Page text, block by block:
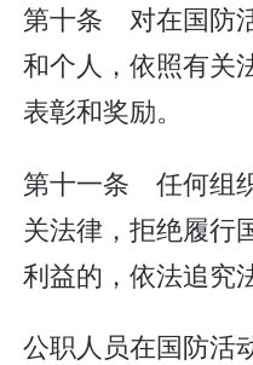
第十条 对在国防
和个人，依照有关
表彰和奖励。
第十一条 任何组
关法律，拒绝履行
利益的，依法追究
公职人员在国防活